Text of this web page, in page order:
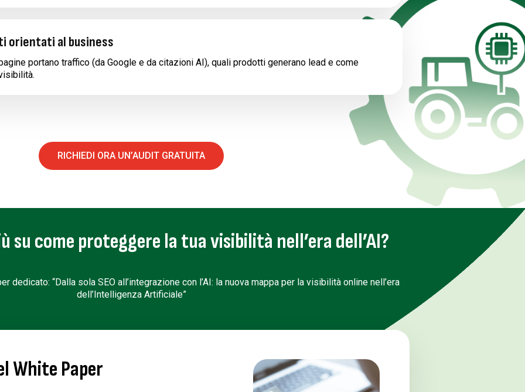
orientati al business
portano traffico (da Google e da citazioni AI), quali prodotti generano lead e come
RICHIEDI ORA UN’AUDIT GRATUITA
su come proteggere la tua visibilità nell’era dell’AI?
dedicato: “Dalla sola SEO all’integrazione con l’AI: la nuova mappa per la visibilità online nell’era
dell’Intelligenza Artificiale”
White Paper​